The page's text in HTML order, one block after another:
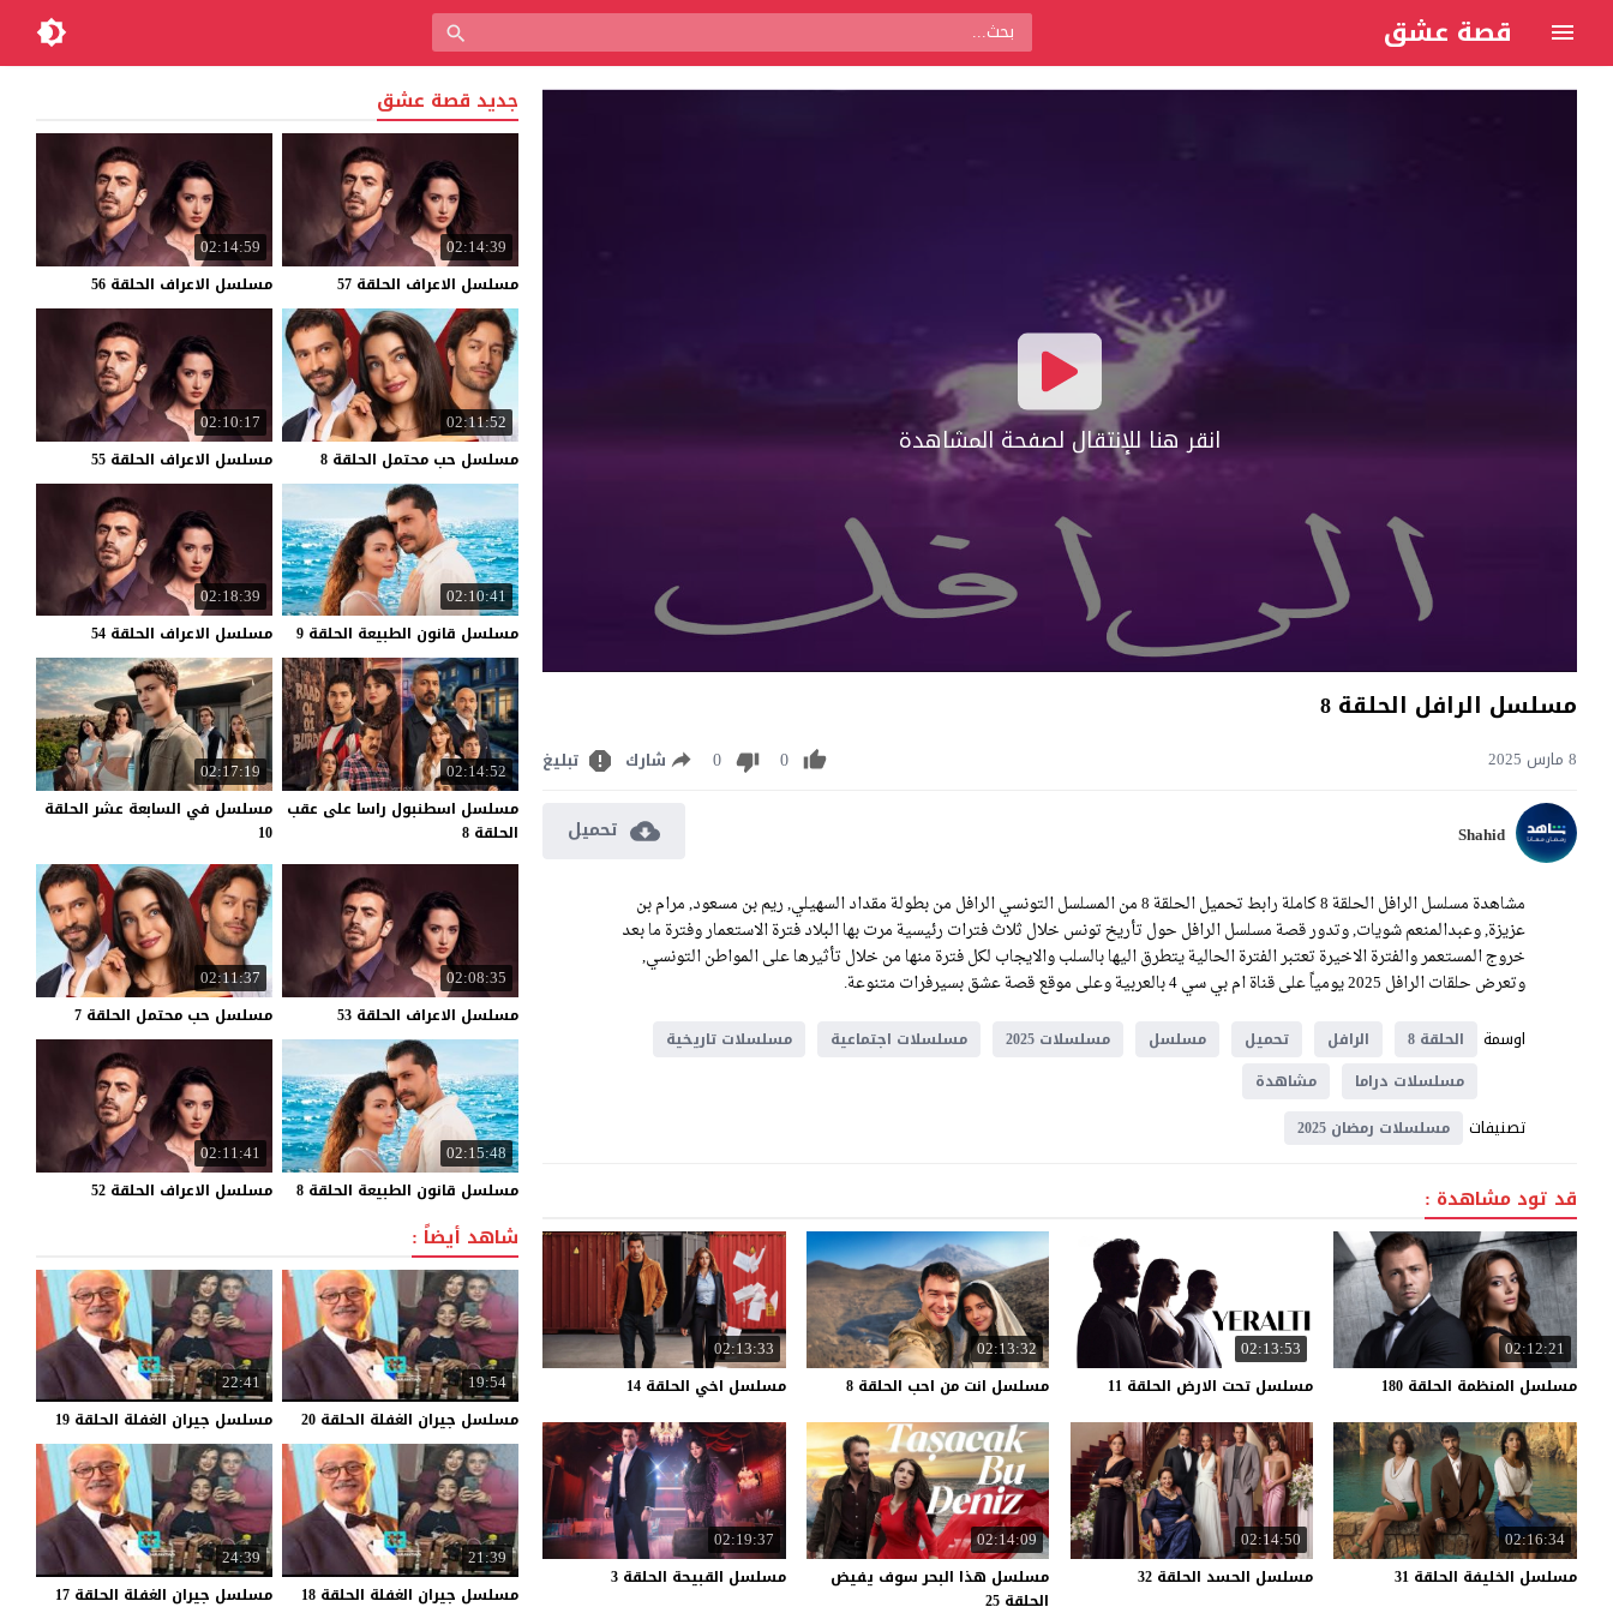
قصة عشق
انقر هنا للإنتقال لصفحة المشاهدة
مسلسل الرافل الحلقة 8
8 مارس 2025 0
0 شارك تبليغ
Shahid تحميل
مشاهدة مسلسل الرافل الحلقة 8 كاملة رابط تحميل الحلقة 8 من المسلسل التونسي الرافل من بطولة مقداد السهيلي, ريم بن مسعود, مرام بن
عزيزة, وعبدالمنعم شويات, وتدور قصة مسلسل الرافل حول تأريخ تونس خلال ثلاث فترات رئيسية مرت بها البلاد فترة الاستعمار وفترة ما بعد
خروج المستعمر والفترة الاخيرة تعتبر الفترة الحالية يتطرق اليها بالسلب والايجاب لكل فترة منها من خلال تأثيرها على المواطن التونسي,
وتعرض حلقات الرافل 2025 يومياً على قناة ام بي سي 4 بالعربية وعلى موقع قصة عشق بسيرفرات متنوعة.
اوسمة
الحلقة 8 الرافل تحميل مسلسل مسلسلات 2025 مسلسلات اجتماعية
مسلسلات تاريخية
مسلسلات دراما
مشاهدة
تصنيفات مسلسلات رمضان 2025
قد تود مشاهدة :
02:12:21
مسلسل المنظمة الحلقة 180
02:13:53
مسلسل تحت الارض الحلقة 11
02:13:32
مسلسل انت من احب الحلقة 8
02:13:33
مسلسل اخي الحلقة 14
02:16:34
مسلسل الخليفة الحلقة 31
02:14:50
مسلسل الحسد الحلقة 32
02:14:09
مسلسل هذا البحر سوف يفيض
الحلقة 25
02:19:37
مسلسل القبيحة الحلقة 3
جديد قصة عشق
02:14:39
مسلسل الاعراف الحلقة 57
02:14:59
مسلسل الاعراف الحلقة 56
02:11:52
مسلسل حب محتمل الحلقة 8
02:10:17
مسلسل الاعراف الحلقة 55
02:10:41
مسلسل قانون الطبيعة الحلقة 9
02:18:39
مسلسل الاعراف الحلقة 54
02:14:52
مسلسل اسطنبول راسا على عقب
الحلقة 8
02:17:19
مسلسل في السابعة عشر الحلقة
10
02:08:35
مسلسل الاعراف الحلقة 53
02:11:37
مسلسل حب محتمل الحلقة 7
02:15:48
مسلسل قانون الطبيعة الحلقة 8
02:11:41
مسلسل الاعراف الحلقة 52
شاهد أيضاً :
19:54
مسلسل جيران الغفلة الحلقة 20
22:41
مسلسل جيران الغفلة الحلقة 19
21:39
مسلسل جيران الغفلة الحلقة 18
24:39
مسلسل جيران الغفلة الحلقة 17